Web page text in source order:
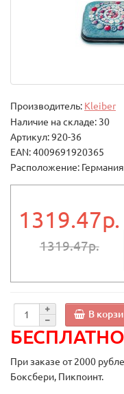
Производитель: Kleiber
Наличие на складе: 30
Артикул: 920-36
EAN: 4009691920365
Расположение: Германия
1319.47р.
1319.47р.
В
При заказе от 2000
Боксбери, Пикпоинт.